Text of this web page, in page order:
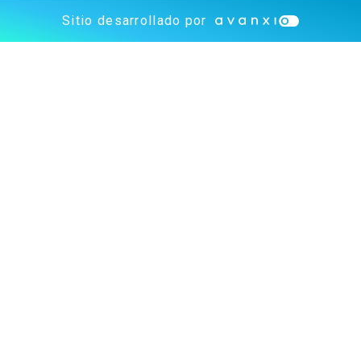
Sitio desarrollado por